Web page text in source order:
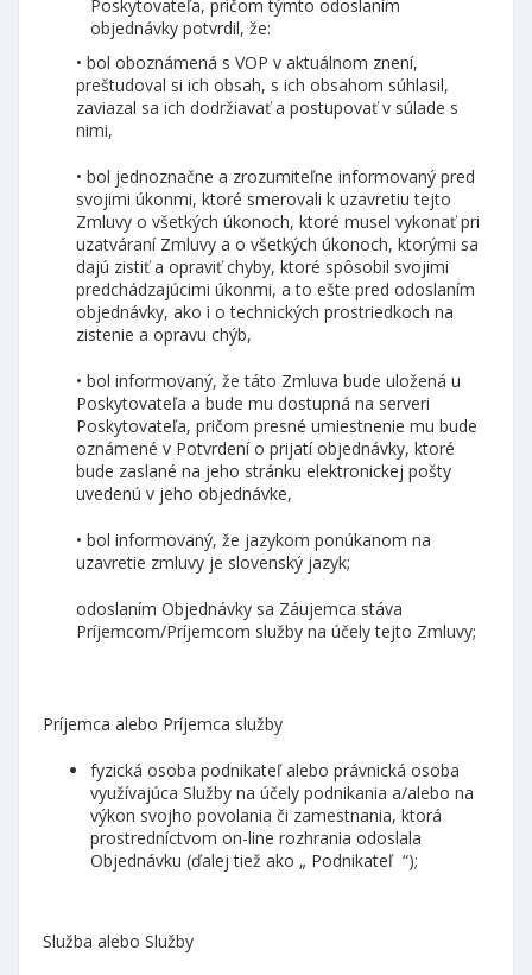
Poskytovateľa, pričom týmto odoslaním
objednávky potvrdil, že:
• bol oboznámená s VOP v aktuálnom znení,
preštudoval si ich obsah, s ich obsahom súhlasil,
zaviazal sa ich dodržiavať a postupovať v súlade s
nimi,
• bol jednoznačne a zrozumiteľne informovaný pred
svojimi úkonmi, ktoré smerovali k uzavretiu tejto
Zmluvy o všetkých úkonoch, ktoré musel vykonať pri
uzatváraní Zmluvy a o všetkých úkonoch, ktorými sa
dajú zistiť a opraviť chyby, ktoré spôsobil svojimi
predchádzajúcimi úkonmi, a to ešte pred odoslaním
objednávky, ako i o technických prostriedkoch na
zistenie a opravu chýb,
• bol informovaný, že táto Zmluva bude uložená u
Poskytovateľa a bude mu dostupná na serveri
Poskytovateľa, pričom presné umiestnenie mu bude
oznámené v Potvrdení o prijatí objednávky, ktoré
bude zaslané na jeho stránku elektronickej pošty
uvedenú v jeho objednávke,
• bol informovaný, že jazykom ponúkanom na
uzavretie zmluvy je slovenský jazyk;
odoslaním Objednávky sa Záujemca stáva
Príjemcom/Príjemcom služby na účely tejto Zmluvy;
Príjemca alebo Príjemca služby
fyzická osoba podnikateľ alebo právnická osoba
využívajúca Služby na účely podnikania a/alebo na
výkon svojho povolania či zamestnania, ktorá
prostredníctvom on-line rozhrania odoslala
Objednávku (ďalej tiež ako „ Podnikateľ “);
Služba alebo Služby